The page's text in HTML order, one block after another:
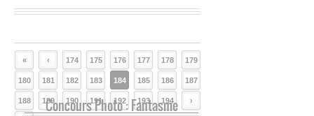
« ‹ 174 175 176 177 178 179
180 181 182 183 184 185 186 187
188 189 190 191 192 193 194 ›
Concours Photo : Fantasme